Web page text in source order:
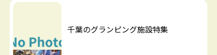
千葉のグランピング施設特集